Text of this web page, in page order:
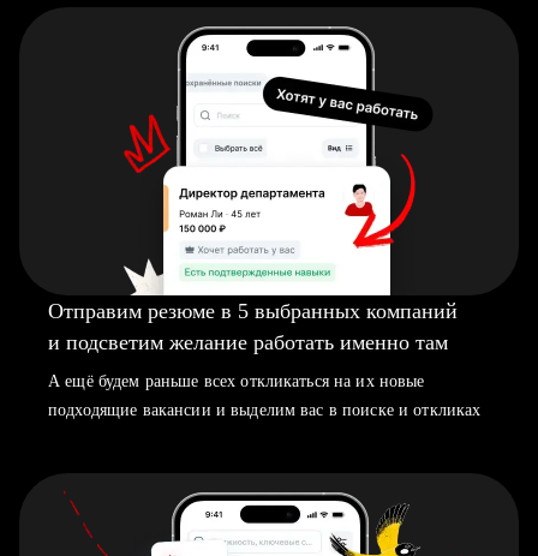
Отправим резюме в 5 выбранных компаний
и подсветим желание работать именно там
А ещё будем раньше всех откликаться на их новые
подходящие вакансии и выделим вас в поиске и откликах